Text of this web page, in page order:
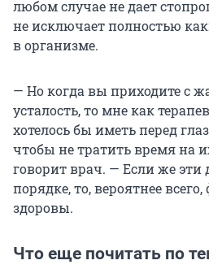
любом случае не дает
не исключает полностью
в организме.
— Но когда вы приходите с
усталость, то мне как
хотелось бы иметь перед
чтобы не тратить время на
говорит врач. — Если же эти
порядке, то, вероятнее
здоровы.
Что еще почитать по